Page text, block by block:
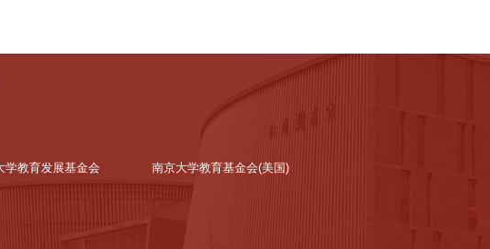
学教育发展基金会 南京大学教育基金会(美国)